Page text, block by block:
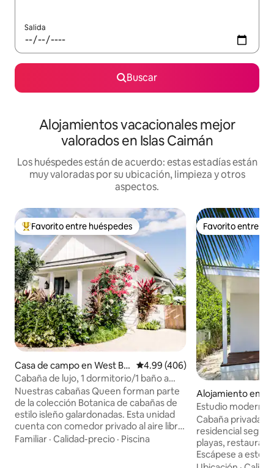
Salida
Buscar
Alojamientos vacacionales mejor
valorados en Islas Caimán
Los huéspedes están de acuerdo: estas estadías están
muy valoradas por su ubicación, limpieza y otros
aspectos.
Favorito entre huéspedes preferido
Favorito entre huéspedes
Casa de campo en West Ba
y
Calificación promedio: 4.99 de
4.99 (406)
Cabaña de lujo, 1 dormitorio/1 baño a
pasos de la piscina y de 7 Mile Beach
Nuestras cabañas Queen forman parte
de la colección Botanica de cabañas de
estilo isleño galardonadas. Esta unidad
cuenta con comedor privado al aire libre
y ducha de jardín. En Botanica, nos
Familiar · Calidad-precio · Piscina
Favorito entre
Favorito entre
Alojamiento en
ur
Estudio moderno
tranquilo en el
Cabaña privada y
residencial
playas,
Escápese a este